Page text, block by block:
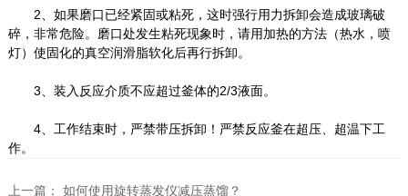
2、如果磨口已经紧固或粘死，这时强行用力拆卸会造成玻璃破
碎，非常危险。磨口处发生粘死现象时，请用加热的方法（热水，喷
灯）使固化的真空润滑脂软化后再行拆卸。
3、装入反应介质不应超过釜体的2/3液面。
4、工作结束时，严禁带压拆卸！严禁反应釜在超压、超温下工
作。
上一篇：
如何使用旋转蒸发仪减压蒸馏？